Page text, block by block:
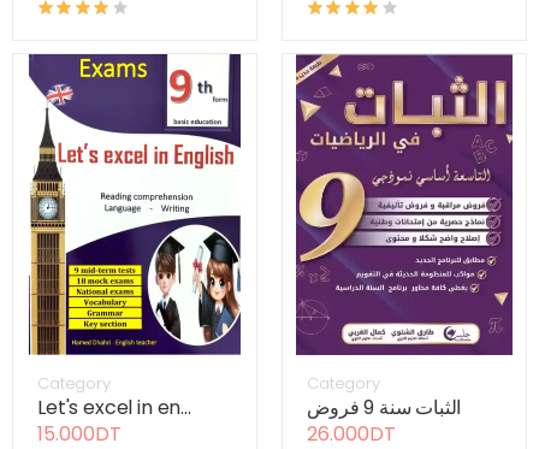
Category
Let's excel in en...
15.000DT
Category
الثبات سنة 9 فروض
26.000DT